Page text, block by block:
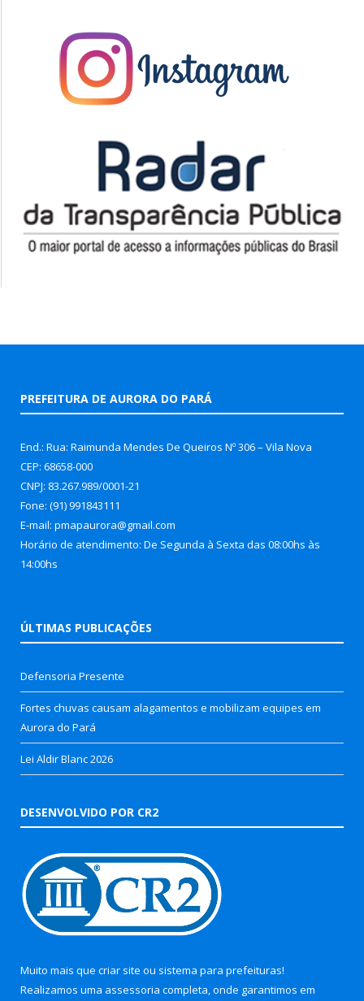
PREFEITURA DE AURORA DO PARÁ
End.: Rua: Raimunda Mendes De Queiros Nº 306 – Vila Nova
CEP: 68658-000
CNPJ: 83.267.989/0001-21
Fone: (91) 991843111
E-mail: pmapaurora@gmail.com
Horário de atendimento: De Segunda à Sexta das 08:00hs às
14:00hs
ÚLTIMAS PUBLICAÇÕES
Defensoria Presente
Fortes chuvas causam alagamentos e mobilizam equipes em
Aurora do Pará
Lei Aldir Blanc 2026
DESENVOLVIDO POR CR2
Muito mais que criar site ou sistema para prefeituras!
Realizamos uma assessoria completa, onde garantimos em